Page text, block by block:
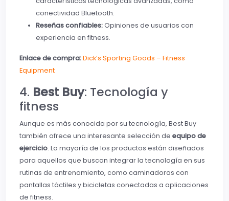
conectividad Bluetooth.
Reseñas confiables:Opiniones de usuarios con
experiencia en fitness.
Enlace de compra:Dick’s Sporting Goods – Fitness
Equipment
4. Best Buy: Tecnología y
fitness
Aunque es más conocida por su tecnología, Best Buy
también ofrece una interesante selección de equipo de
ejercicio. La mayoría de los productos están diseñados
para aquellos que buscan integrar la tecnología en sus
rutinas de entrenamiento, como caminadoras con
pantallas táctiles y bicicletas conectadas a aplicaciones
de fitness.